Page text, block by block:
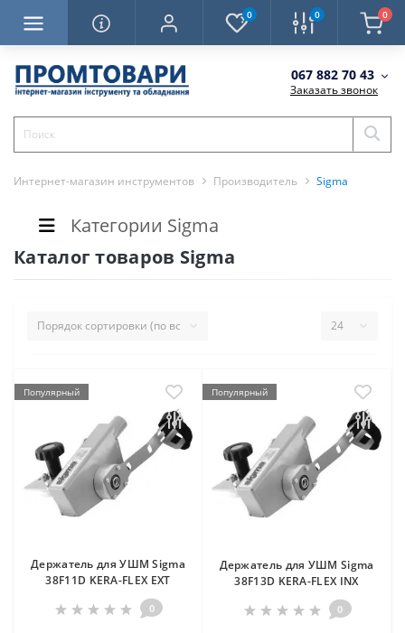
0 0 0
067 882 70 43
Заказать звонок
Интернет-магазин инструментов Производитель Sigma
Категории Sigma
Каталог товаров Sigma
Популярный
Держатель для УШМ Sigma
38F11D KERA-FLEX EXT
0
Популярный
Держатель для УШМ Sigma
38F13D KERA-FLEX INX
0